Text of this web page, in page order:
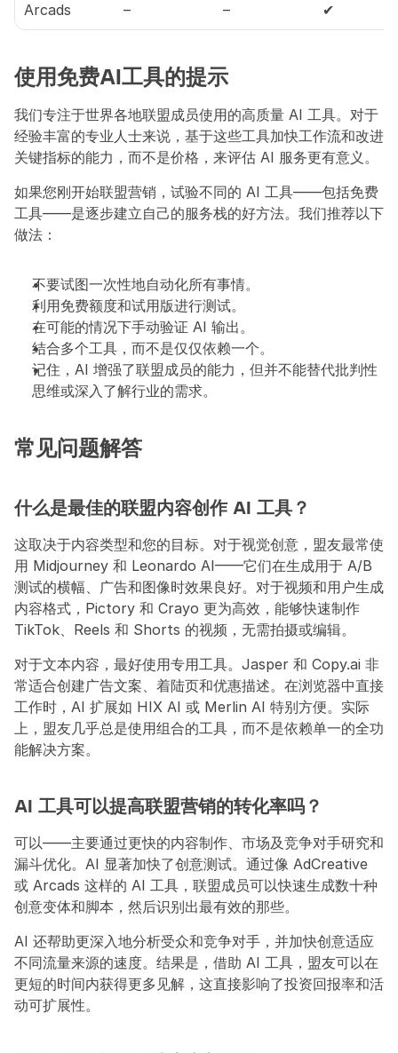
Arcads – – ✔
使用免费AI工具的提示
我们专注于世界各地联盟成员使用的高质量 AI 工具。对于
经验丰富的专业人士来说，基于这些工具加快工作流和改进
关键指标的能力，而不是价格，来评估 AI 服务更有意义。
如果您刚开始联盟营销，试验不同的 AI 工具——包括免费
工具——是逐步建立自己的服务栈的好方法。我们推荐以下
做法：
不要试图一次性地自动化所有事情。
利用免费额度和试用版进行测试。
在可能的情况下手动验证 AI 输出。
结合多个工具，而不是仅仅依赖一个。
记住，AI 增强了联盟成员的能力，但并不能替代批判性
思维或深入了解行业的需求。
常见问题解答
什么是最佳的联盟内容创作 AI 工具？
这取决于内容类型和您的目标。对于视觉创意，盟友最常使
用 Midjourney 和 Leonardo AI——它们在生成用于 A/B
测试的横幅、广告和图像时效果良好。对于视频和用户生成
内容格式，Pictory 和 Crayo 更为高效，能够快速制作
TikTok、Reels 和 Shorts 的视频，无需拍摄或编辑。
对于文本内容，最好使用专用工具。Jasper 和 Copy.ai 非
常适合创建广告文案、着陆页和优惠描述。在浏览器中直接
工作时，AI 扩展如 HIX AI 或 Merlin AI 特别方便。实际
上，盟友几乎总是使用组合的工具，而不是依赖单一的全功
能解决方案。
AI 工具可以提高联盟营销的转化率吗？
可以——主要通过更快的内容制作、市场及竞争对手研究和
漏斗优化。AI 显著加快了创意测试。通过像 AdCreative
或 Arcads 这样的 AI 工具，联盟成员可以快速生成数十种
创意变体和脚本，然后识别出最有效的那些。
AI 还帮助更深入地分析受众和竞争对手，并加快创意适应
不同流量来源的速度。结果是，借助 AI 工具，盟友可以在
更短的时间内获得更多见解，这直接影响了投资回报率和活
动可扩展性。